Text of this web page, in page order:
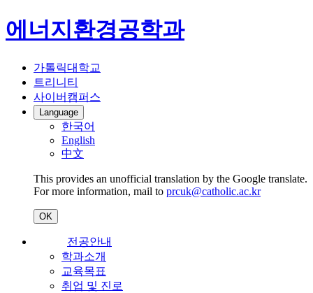
에너지환경공학과
가톨릭대학교
트리니티
사이버캠퍼스
Language
한국어
English
中文
This provides an unofficial translation by the Google translate.
For more information, mail to prcuk@catholic.ac.kr
OK
전공안내
학과소개
교육목표
취업 및 진로